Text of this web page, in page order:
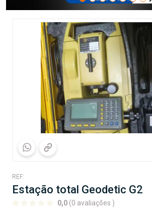
REF:
Estação total Geodetic G2
0,0 (0 avaliações )